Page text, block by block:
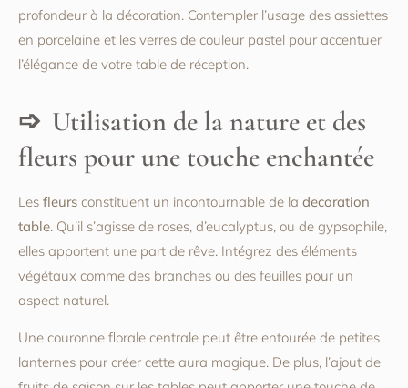
profondeur à la décoration. Contempler l’usage des assiettes
en porcelaine et les verres de couleur pastel pour accentuer
l’élégance de votre table de réception.
Utilisation de la nature et des
fleurs pour une touche enchantée
Les fleurs constituent un incontournable de la decoration
table. Qu’il s’agisse de roses, d’eucalyptus, ou de gypsophile,
elles apportent une part de rêve. Intégrez des éléments
végétaux comme des branches ou des feuilles pour un
aspect naturel.
Une couronne florale centrale peut être entourée de petites
lanternes pour créer cette aura magique. De plus, l’ajout de